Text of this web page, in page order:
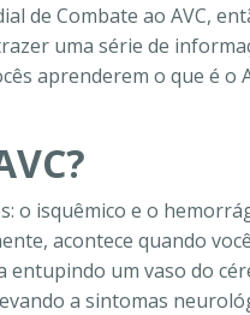
de Combate ao AVC,
uma série de
aprenderem o que é o
o isquêmico e o
acontece quando
entupindo um vaso do
a sintomas